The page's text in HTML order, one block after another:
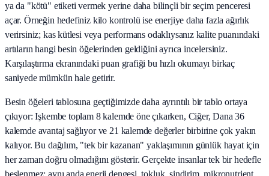
ya da "kötü" etiketi vermek yerine daha bilinçli bir seçim penceresi
açar. Örneğin hedefiniz kilo kontrolü ise enerjiye daha fazla ağırlık
verirsiniz; kas kütlesi veya performans odaklıysanız kalite puanındaki
artıların hangi besin öğelerinden geldiğini ayrıca incelersiniz.
Karşılaştırma ekranındaki puan grafiği bu hızlı okumayı birkaç
saniyede mümkün hale getirir.
Besin öğeleri tablosuna geçtiğimizde daha ayrıntılı bir tablo ortaya
çıkıyor: Işkembe toplam 8 kalemde öne çıkarken, Ciğer, Dana 36
kalemde avantaj sağlıyor ve 21 kalemde değerler birbirine çok yakın
kalıyor. Bu dağılım, "tek bir kazanan" yaklaşımının günlük hayat için
her zaman doğru olmadığını gösterir. Gerçekte insanlar tek bir hedefle
beslenmez; aynı anda enerji dengesi, tokluk, sindirim, mikronutrient